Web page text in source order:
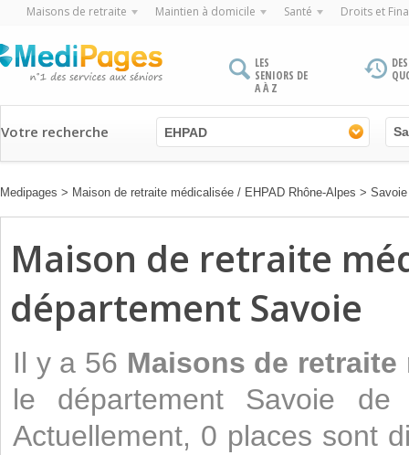
Maisons de retraite Maintien à domicile Santé Droits et
LES
SENIORS DE
A À Z
Votre recherche EHPAD
Medipages > Maison de retraite médicalisée / EHPAD Rhône-Alpes > Savoie
Maison de retraite
département Savoie
Il y a 56 Maisons de retraite
le département Savoie de
Actuellement, 0 places sont